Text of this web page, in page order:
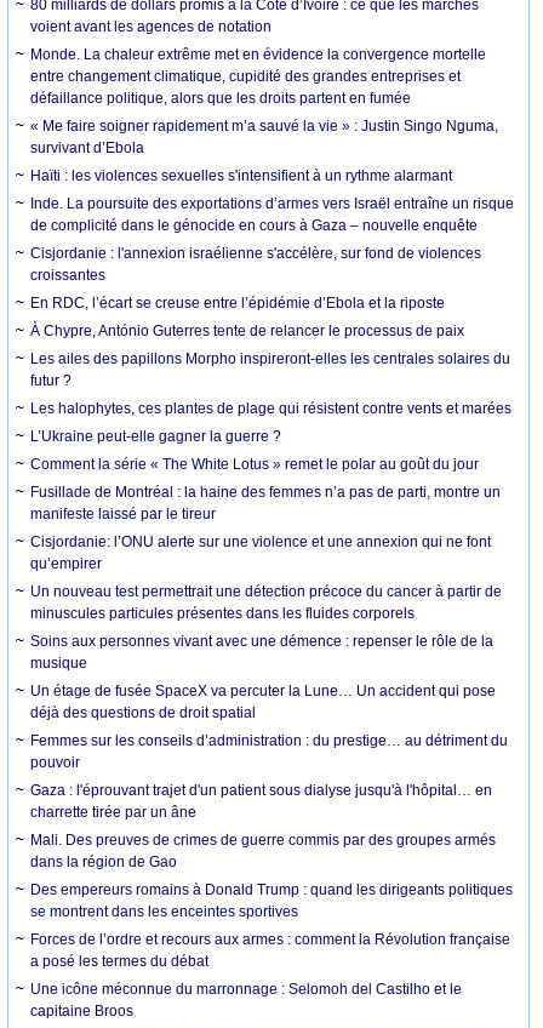
80 milliards de dollars promis à la Côte d’Ivoire : ce que les marchés
voient avant les agences de notation
Monde. La chaleur extrême met en évidence la convergence mortelle
entre changement climatique, cupidité des grandes entreprises et
défaillance politique, alors que les droits partent en fumée
« Me faire soigner rapidement m’a sauvé la vie » : Justin Singo Nguma,
survivant d’Ebola
Haïti : les violences sexuelles s'intensifient à un rythme alarmant
Inde. La poursuite des exportations d’armes vers Israël entraîne un risque
de complicité dans le génocide en cours à Gaza – nouvelle enquête
Cisjordanie : l'annexion israélienne s'accélère, sur fond de violences
croissantes
En RDC, l’écart se creuse entre l’épidémie d’Ebola et la riposte
À Chypre, António Guterres tente de relancer le processus de paix
Les ailes des papillons Morpho inspireront-elles les centrales solaires du
futur ?
Les halophytes, ces plantes de plage qui résistent contre vents et marées
L’Ukraine peut-elle gagner la guerre ?
Comment la série « The White Lotus » remet le polar au goût du jour
Fusillade de Montréal : la haine des femmes n’a pas de parti, montre un
manifeste laissé par le tireur
Cisjordanie: l’ONU alerte sur une violence et une annexion qui ne font
qu’empirer
Un nouveau test permettrait une détection précoce du cancer à partir de
minuscules particules présentes dans les fluides corporels
Soins aux personnes vivant avec une démence : repenser le rôle de la
musique
Un étage de fusée SpaceX va percuter la Lune… Un accident qui pose
déjà des questions de droit spatial
Femmes sur les conseils d’administration : du prestige… au détriment du
pouvoir
Gaza : l'éprouvant trajet d'un patient sous dialyse jusqu'à l'hôpital… en
charrette tirée par un âne
Mali. Des preuves de crimes de guerre commis par des groupes armés
dans la région de Gao
Des empereurs romains à Donald Trump : quand les dirigeants politiques
se montrent dans les enceintes sportives
Forces de l’ordre et recours aux armes : comment la Révolution française
a posé les termes du débat
Une icône méconnue du marronnage : Selomoh del Castilho et le
capitaine Broos